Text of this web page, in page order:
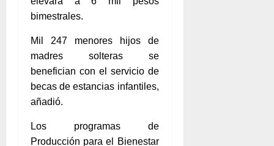
bimestrales.
Mil 247 menores hijos de
madres solteras se
benefician con el servicio de
becas de estancias infantiles,
añadió.
Los programas de
Producción para el Bienestar